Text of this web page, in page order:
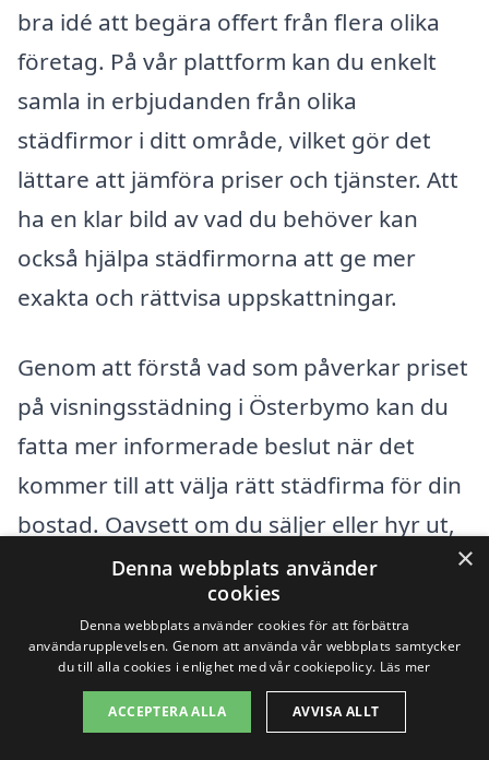
bra idé att begära offert från flera olika
företag. På vår plattform kan du enkelt
samla in erbjudanden från olika
städfirmor i ditt område, vilket gör det
lättare att jämföra priser och tjänster. Att
ha en klar bild av vad du behöver kan
också hjälpa städfirmorna att ge mer
exakta och rättvisa uppskattningar.
Genom att förstå vad som påverkar priset
på visningsstädning i Österbymo kan du
fatta mer informerade beslut när det
kommer till att välja rätt städfirma för din
bostad. Oavsett om du säljer eller hyr ut,
kan en professionell städning öka värdet
och locka fler intressenter. Tveka inte att
ta kontakt med flera företag för att hitta
det bästa erbjudandet för dina
städbehov!
×
Denna webbplats använder
cookies
Denna webbplats använder cookies för att förbättra
användarupplevelsen. Genom att använda vår webbplats samtycker
du till alla cookies i enlighet med vår cookiepolicy. Läs mer
ACCEPTERA ALLA AVVISA ALLT